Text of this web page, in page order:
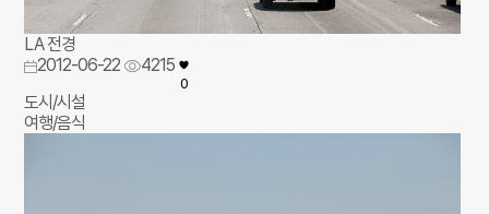
LA 전경
2012-06-22
4215
0
도시/시설
여행/음식